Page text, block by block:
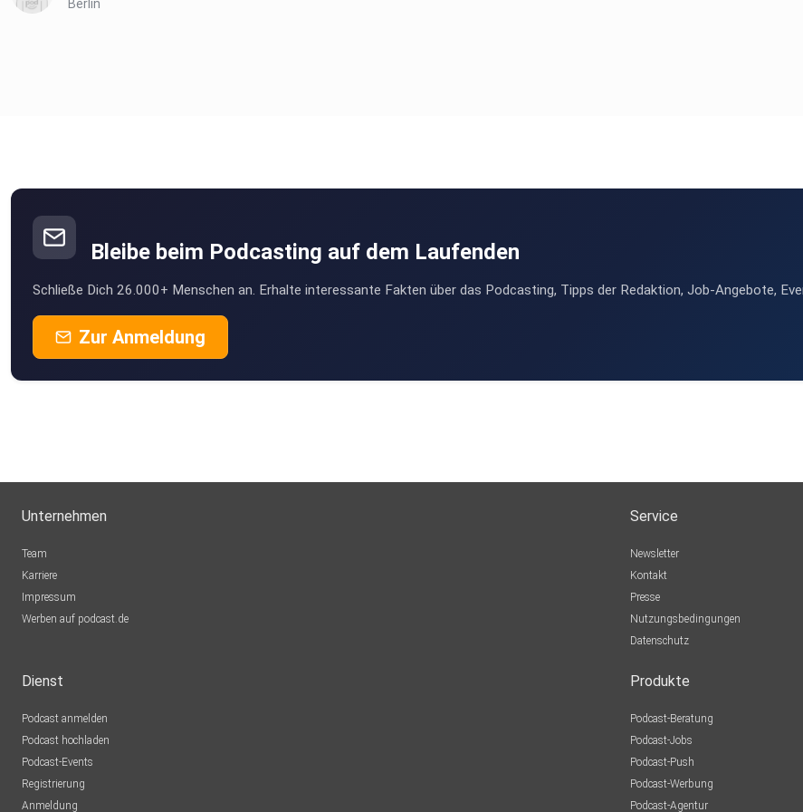
Berlin
Bleibe beim Podcasting auf dem Laufenden
Schließe Dich 26.000+ Menschen an. Erhalte interessante Fakten über das Podcasting, Tipps der Redaktion, Job-Angebote,
Zur Anmeldung
Unternehmen
Team
Karriere
Impressum
Werben auf podcast.de
Service
Newsletter
Kontakt
Presse
Nutzungsbedingungen
Datenschutz
Dienst
Podcast anmelden
Podcast hochladen
Podcast-Events
Registrierung
Anmeldung
Produkte
Podcast-Beratung
Podcast-Jobs
Podcast-Push
Podcast-Werbung
Podcast-Agentur